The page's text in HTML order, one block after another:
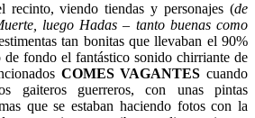
recinto, viendo tiendas y personajes (de
luego Hadas – tanto buenas como
tan bonitas que llevaban el 90%
de fondo el fantástico sonido chirriante de
COMES VAGANTES cuando
gaiteros guerreros, con unas pintas
que se estaban haciendo fotos con la